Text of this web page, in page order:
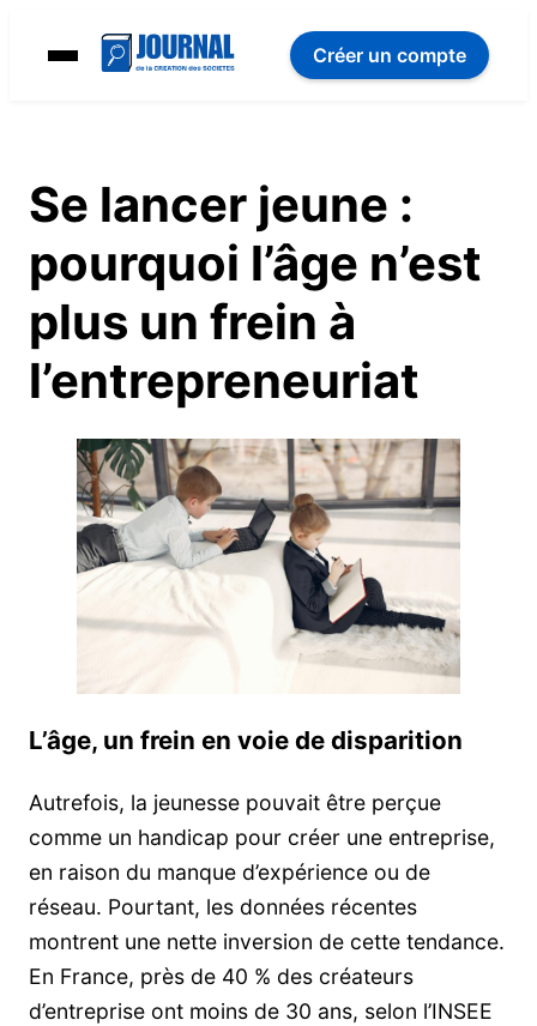
Créer un compte
Se lancer jeune :
pourquoi l’âge n’est
plus un frein à
l’entrepreneuriat
L’âge, un frein en voie de disparition
Autrefois, la jeunesse pouvait être perçue
comme un handicap pour créer une entreprise,
en raison du manque d’expérience ou de
réseau. Pourtant, les données récentes
montrent une nette inversion de cette tendance.
En France, près de 40 % des créateurs
d’entreprise ont moins de 30 ans, selon l’INSEE